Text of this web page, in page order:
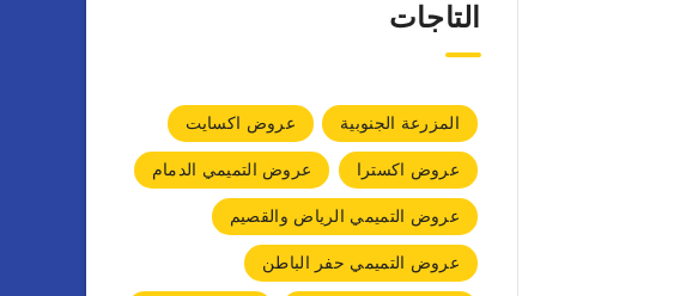
التاجات
المزرعة الجنوبية
عروض اكسايت
عروض اكسترا
عروض التميمي الدمام
عروض التميمي الرياض والقصيم
عروض التميمي حفر الباطن